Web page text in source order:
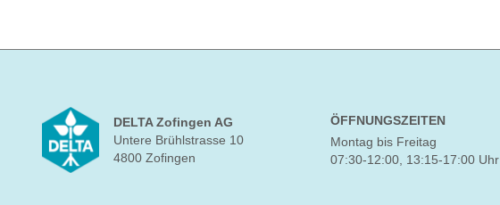
DELTA Zofingen AG
Untere Brühlstrasse 10
4800 Zofingen
ÖFFNUNGSZEITEN
Montag bis Freitag
07:30-12:00, 13:15-17:00 Uhr